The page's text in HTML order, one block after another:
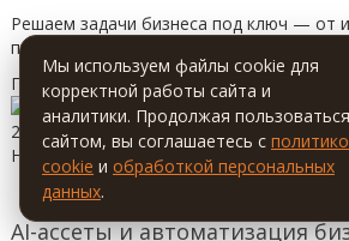
Решаем задачи бизнеса под ключ — от
поддержки. Современный стек, чистый
Последние Блог
2026-07-04
Нейросети уже автоматизируют
читать далее
AI-ассеты и автоматизация
Мы используем файлы cookie для
корректной работы сайта и
аналитики. Продолжая пользоваться
сайтом, вы соглашаетесь с
cookie и обработкой персональных
данных.